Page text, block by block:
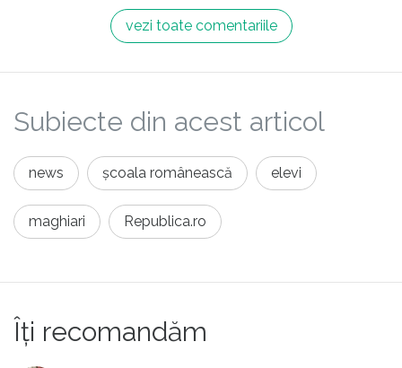
Intrebarea mea este: elevii maghiari invata
limba romana inca din clasele 1-4? Eventual
programa de gimnaziu porneste cu niste
elevi care pot deja vorbi romaneste bine. Caz
in care, desigur aceste programe (si de ciclu
primar si de gimnaziu) ar trebui regandite.
vezi toate comentariile
Subiecte din acest articol
news școala românească elevi
maghiari Republica.ro
Îți recomandăm